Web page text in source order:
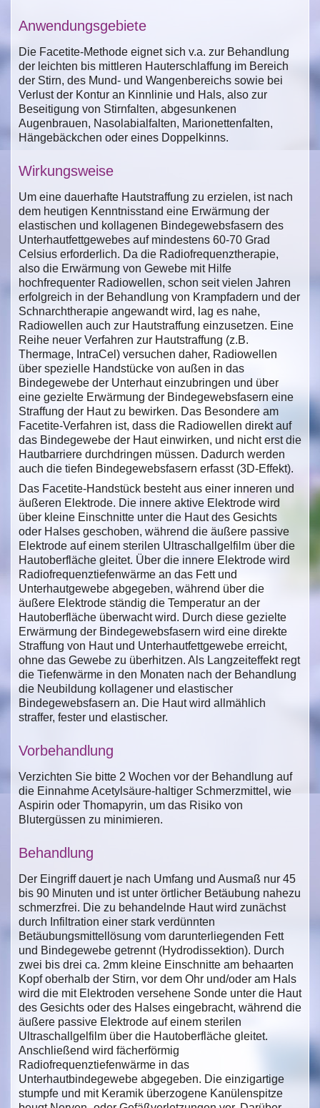
Anwendungsgebiete
Die Facetite-Methode eignet sich v.a. zur Behandlung
der leichten bis mittleren Hauterschlaffung im Bereich
der Stirn, des Mund- und Wangenbereichs sowie bei
Verlust der Kontur an Kinnlinie und Hals, also zur
Beseitigung von Stirnfalten, abgesunkenen
Augenbrauen, Nasolabialfalten, Marionettenfalten,
Hängebäckchen oder eines Doppelkinns.
Wirkungsweise
Um eine dauerhafte Hautstraffung zu erzielen, ist nach
dem heutigen Kenntnisstand eine Erwärmung der
elastischen und kollagenen Bindegewebsfasern des
Unterhautfettgewebes auf mindestens 60-70 Grad
Celsius erforderlich. Da die Radiofrequenztherapie,
also die Erwärmung von Gewebe mit Hilfe
hochfrequenter Radiowellen, schon seit vielen Jahren
erfolgreich in der Behandlung von Krampfadern und der
Schnarchtherapie angewandt wird, lag es nahe,
Radiowellen auch zur Hautstraffung einzusetzen. Eine
Reihe neuer Verfahren zur Hautstraffung (z.B.
Thermage, IntraCel) versuchen daher, Radiowellen
über spezielle Handstücke von außen in das
Bindegewebe der Unterhaut einzubringen und über
eine gezielte Erwärmung der Bindegewebsfasern eine
Straffung der Haut zu bewirken. Das Besondere am
Facetite-Verfahren ist, dass die Radiowellen direkt auf
das Bindegewebe der Haut einwirken, und nicht erst die
Hautbarriere durchdringen müssen. Dadurch werden
auch die tiefen Bindegewebsfasern erfasst (3D-Effekt).
Das Facetite-Handstück besteht aus einer inneren und
äußeren Elektrode. Die innere aktive Elektrode wird
über kleine Einschnitte unter die Haut des Gesichts
oder Halses geschoben, während die äußere passive
Elektrode auf einem sterilen Ultraschallgelfilm über die
Hautoberfläche gleitet. Über die innere Elektrode wird
Radiofrequenztiefenwärme an das Fett und
Unterhautgewebe abgegeben, während über die
äußere Elektrode ständig die Temperatur an der
Hautoberfläche überwacht wird. Durch diese gezielte
Erwärmung der Bindegewebsfasern wird eine direkte
Straffung von Haut und Unterhautfettgewebe erreicht,
ohne das Gewebe zu überhitzen. Als Langzeiteffekt regt
die Tiefenwärme in den Monaten nach der Behandlung
die Neubildung kollagener und elastischer
Bindegewebsfasern an. Die Haut wird allmählich
straffer, fester und elastischer.
Vorbehandlung
Verzichten Sie bitte 2 Wochen vor der Behandlung auf
die Einnahme Acetylsäure-haltiger Schmerzmittel, wie
Aspirin oder Thomapyrin, um das Risiko von
Blutergüssen zu minimieren.
Behandlung
Der Eingriff dauert je nach Umfang und Ausmaß nur 45
bis 90 Minuten und ist unter örtlicher Betäubung nahezu
schmerzfrei. Die zu behandelnde Haut wird zunächst
durch Infiltration einer stark verdünnten
Betäubungsmittellösung vom darunterliegenden Fett
und Bindegewebe getrennt (Hydrodissektion). Durch
zwei bis drei ca. 2mm kleine Einschnitte am behaarten
Kopf oberhalb der Stirn, vor dem Ohr und/oder am Hals
wird die mit Elektroden versehene Sonde unter die Haut
des Gesichts oder des Halses eingebracht, während die
äußere passive Elektrode auf einem sterilen
Ultraschallgelfilm über die Hautoberfläche gleitet.
Anschließend wird fächerförmig
Radiofrequenztiefenwärme in das
Unterhautbindegewebe abgegeben. Die einzigartige
stumpfe und mit Keramik überzogene Kanülenspitze